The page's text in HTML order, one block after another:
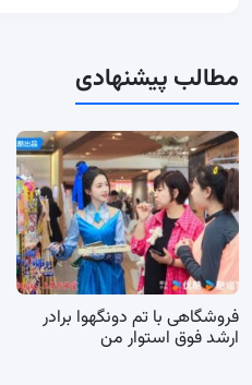
مطالب پیشنهادی
فروشگاهی با تم دونگهوا برادر
ارشد فوق استوار من